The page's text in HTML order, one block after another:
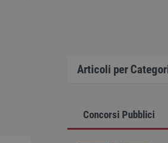
Articoli per
Concorsi Pubblici